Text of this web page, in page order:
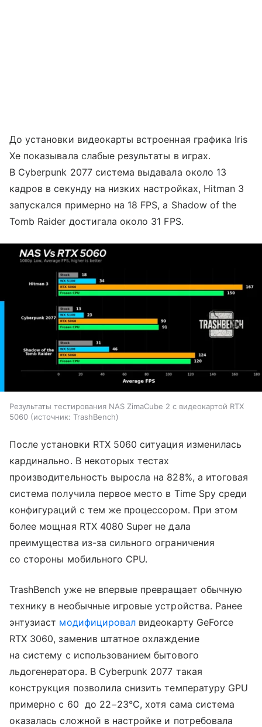
До установки видеокарты встроенная графика Iris
Xe показывала слабые результаты в играх.
В Cyberpunk 2077 система выдавала около 13
кадров в секунду на низких настройках, Hitman 3
запускался примерно на 18 FPS, а Shadow of the
Tomb Raider достигала около 31 FPS.
Результаты тестирования NAS ZimaCube 2 с видеокартой RTX
5060
источник: TrashBench
После установки RTX 5060 ситуация изменилась
кардинально. В некоторых тестах
производительность выросла на 828%, а итоговая
система получила первое место в Time Spy среди
конфигураций с тем же процессором. При этом
более мощная RTX 4080 Super не дала
преимущества из-за сильного ограничения
со стороны мобильного CPU.
TrashBench уже не впервые превращает обычную
технику в необычные игровые устройства. Ранее
энтузиаст модифицировал видеокарту GeForce
RTX 3060, заменив штатное охлаждение
на систему с использованием бытового
льдогенератора. В Cyberpunk 2077 такая
конструкция позволила снизить температуру GPU
примерно с 60 до 22−23°C, хотя сама система
оказалась сложной в настройке и потребовала